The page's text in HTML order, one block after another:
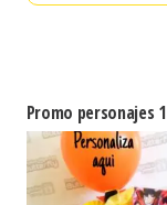
Promo personajes 1